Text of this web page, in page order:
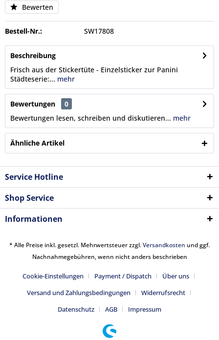
Bewerten
Bestell-Nr.: SW17808
Beschreibung
Frisch aus der Stickertüte - Einzelsticker zur Panini
Städteserie:... mehr
Bewertungen
0
Bewertungen lesen, schreiben und diskutieren... mehr
Ähnliche Artikel
Service Hotline
Shop Service
Informationen
* Alle Preise inkl. gesetzl. Mehrwertsteuer zzgl.Versandkosten und ggf.
Nachnahmegebühren, wenn nicht anders beschrieben
Cookie-Einstellungen Payment / Dispatch
Über uns
Versand und Zahlungsbedingungen
Widerrufsrecht
Datenschutz
AGB Impressum